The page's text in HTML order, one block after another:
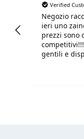
Verified
Negozio
ieri uno
prezzi sono
gentili e